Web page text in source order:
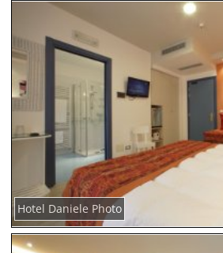
Hotel Daniele Photo